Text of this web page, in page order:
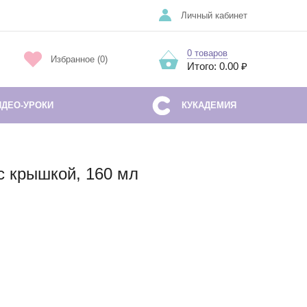
Личный кабинет
Избранное (0)
0 товаров
Итого: 0.00 ₽
УРОКИ КУКАДЕМИЯ
крышкой, 160 мл